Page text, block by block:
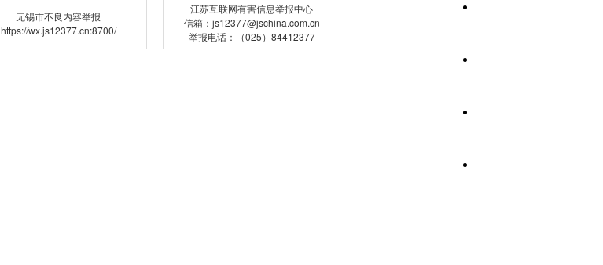
无锡市不良内容举报
https://wx.js12377.cn:8700/
江苏互联网有害信息举报中心
信箱：js12377@jschina.com.cn
举报电话：（025）84412377